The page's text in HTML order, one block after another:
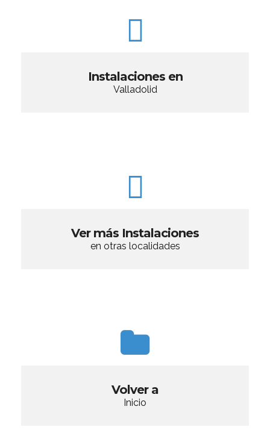
Instalaciones en
Valladolid
Ver más Instalaciones
en otras localidades
Volver a
Inicio